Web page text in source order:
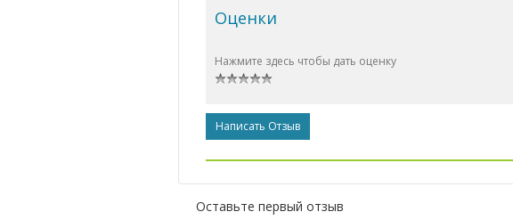
Оценки
Нажмите здесь чтобы дать оценку
Написать Отзыв
Оставьте первый отзыв